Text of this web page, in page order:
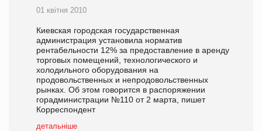
01 квітня 2010
Киевская городская государственная
администрация установила норматив
рентабельности 12% за предоставление в аренду
торговых помещений, технологического и
холодильного оборудования на
продовольственных и непродовольственных
рынках. Об этом говорится в распоряжении
горадминистрации №110 от 2 марта, пишет
Корреспондент
детальніше